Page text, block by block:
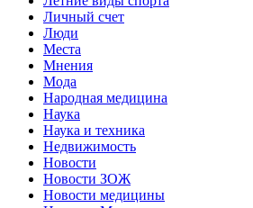
Личный счет
Люди
Места
Мнения
Мода
Народная медицина
Наука
Наука и техника
Недвижимость
Новости
Новости ЗОЖ
Новости медицины